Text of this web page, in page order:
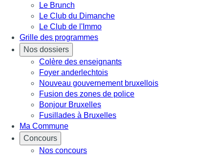
Le Brunch
Le Club du Dimanche
Le Club de l'Immo
Grille des programmes
Nos dossiers
Colère des enseignants
Foyer anderlechtois
Nouveau gouvernement bruxellois
Fusion des zones de police
Bonjour Bruxelles
Fusillades à Bruxelles
Ma Commune
Concours
Nos concours